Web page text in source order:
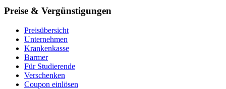
Preise & Vergünstigungen
Preisübersicht
Unternehmen
Krankenkasse
Barmer
Für Studierende
Ver­schen­ken
Coupon einlösen